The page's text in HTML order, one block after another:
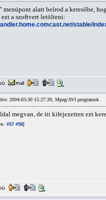
menüpont alatt beírod a keresőbe,
a szoftvert letölteni:
stable/
2004-03-30 15:27:39, Mpeg/AVI programok
megvan, de itt kifejezetten ezt
#57 #58]